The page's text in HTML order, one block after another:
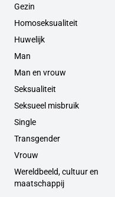
Gezin
Homoseksualiteit
Huwelijk
Man
Man en vrouw
Seksualiteit
Seksueel misbruik
Single
Transgender
Vrouw
Wereldbeeld, cultuur en
maatschappij